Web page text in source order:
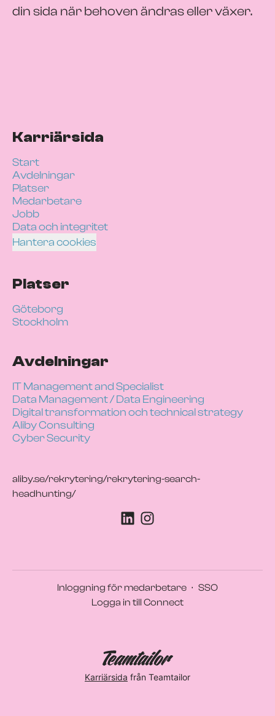
din sida när behoven ändras eller växer.
Karriärsida
Start
Avdelningar
Platser
Medarbetare
Jobb
Data och integritet
Hantera cookies
Platser
Göteborg
Stockholm
Avdelningar
IT Management and Specialist
Data Management / Data Engineering
Digital transformation och technical strategy
Aliby Consulting
Cyber Security
aliby.se/rekrytering/rekrytering-search-
headhunting/
Inloggning för medarbetare · SSO
Logga in till Connect
Karriärsida från Teamtailor